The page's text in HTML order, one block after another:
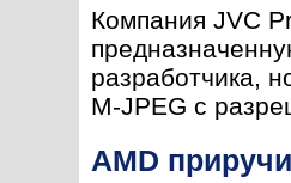
Компания JVC
разработчика,
M-JPEG с
AMD